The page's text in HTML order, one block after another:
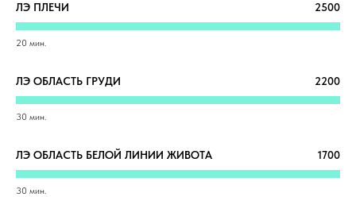
ЛЭ ПЛЕЧИ 2500
20 мин.
ЛЭ ОБЛАСТЬ ГРУДИ 2200
30 мин.
ЛЭ ОБЛАСТЬ БЕЛОЙ ЛИНИИ ЖИВОТА 1700
30 мин.